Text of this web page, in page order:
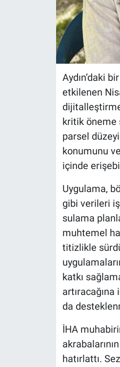
Aydın’daki
etkilenen
kritik öneme
parsel
konumunu
içinde
Uygulama,
gibi verileri
sulama
muhtemel
titizlikle
katkı
da
İHA
hatırlattı.